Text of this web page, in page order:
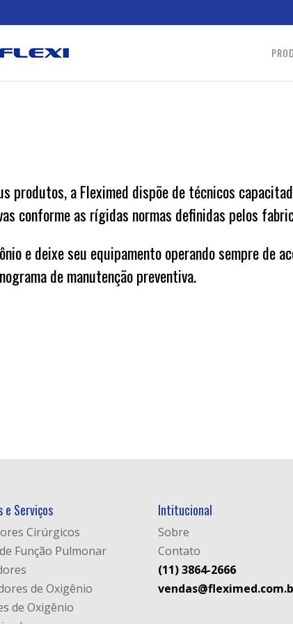
produtos, a Fleximed dispõe de técnicos
conforme as rígidas normas definidas pelos
e deixe seu equipamento operando sempre de
de manutenção preventiva.
e Serviços
Cirúrgicos
Função Pulmonar
de Oxigênio
de Oxigênio
Intitucional
Sobre
Contato
(11) 3864-2666